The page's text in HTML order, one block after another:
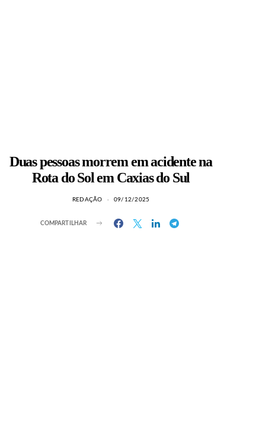
Duas pessoas morrem em acidente na
Rota do Sol em Caxias do Sul
REDAÇÃO 09/12/2025
COMPARTILHAR